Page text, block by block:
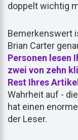
doppelt wichtig
Bemerkenswert
Brian Carter
Personen lesen
zwei von zehn
Rest Ihres
Wahrheit auf -
hat einen
der Leser.